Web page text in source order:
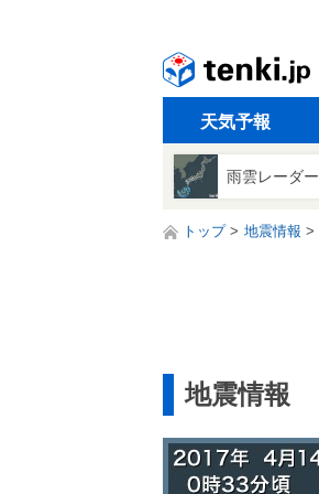
天気予報
雨雲レーダー
トップ 地震情報
地震情報